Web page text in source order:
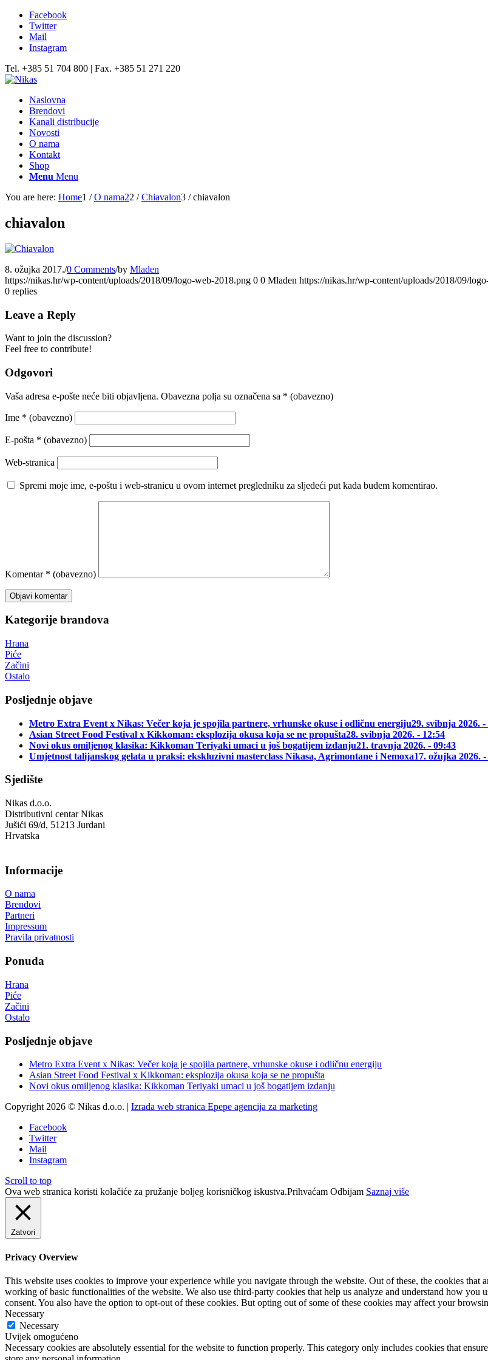
Facebook
Twitter
Mail
Instagram
Tel. +385 51 704 800 | Fax. +385 51 271 220
Naslovna
Brendovi
Kanali distribucije
Novosti
O nama
Kontakt
Shop
Menu Menu
You are here: Home1 / O nama22 / Chiavalon3 / chiavalon
chiavalon
8. ožujka 2017./0 Comments/by Mladen
https://nikas.hr/wp-content/uploads/2018/09/logo-web-2018.png 0 0 Mladen https://nikas.hr/wp-content/uploads/2018/09/
0 replies
Leave a Reply
Want to join the discussion?
Feel free to contribute!
Odgovori
Vaša adresa e-pošte neće biti objavljena. Obavezna polja su označena sa * (obavezno)
Ime * (obavezno)
E-pošta * (obavezno)
Web-stranica
Spremi moje ime, e-poštu i web-stranicu u ovom internet pregledniku za sljedeći put kada budem komentirao.
Komentar * (obavezno)
Kategorije brandova
Hrana
Piće
Začini
Ostalo
Posljednje objave
Metro Extra Event x Nikas: Večer koja je spojila partnere, vrhunske okuse i odličnu energiju29. svibnja 2026. -
Asian Street Food Festival x Kikkoman: eksplozija okusa koja se ne propušta28. svibnja 2026. - 12:54
Novi okus omiljenog klasika: Kikkoman Teriyaki umaci u još bogatijem izdanju21. travnja 2026. - 09:43
Umjetnost talijanskog gelata u praksi: ekskluzivni masterclass Nikasa, Agrimontane i Nemoxa17. ožujka 2026.
Sjedište
Nikas d.o.o.
Distributivni centar Nikas
Jušići 69/d, 51213 Jurdani
Hrvatska
Informacije
O nama
Brendovi
Partneri
Impressum
Pravila privatnosti
Ponuda
Hrana
Piće
Začini
Ostalo
Posljednje objave
Metro Extra Event x Nikas: Večer koja je spojila partnere, vrhunske okuse i odličnu energiju
Asian Street Food Festival x Kikkoman: eksplozija okusa koja se ne propušta
Novi okus omiljenog klasika: Kikkoman Teriyaki umaci u još bogatijem izdanju
Copyright 2026 © Nikas d.o.o. | Izrada web stranica Epepe agencija za marketing
Facebook
Twitter
Mail
Instagram
Scroll to top
Ova web stranica koristi kolačiće za pružanje boljeg korisničkog iskustva.Prihvaćam Odbijam Saznaj više
Zatvori
Privacy Overview
This website uses cookies to improve your experience while you navigate through the website. Out of these, the cookies that
working of basic functionalities of the website. We also use third-party cookies that help us analyze and understand how
consent. You also have the option to opt-out of these cookies. But opting out of some of these cookies may affect your
Necessary
Necessary
Uvijek omogućeno
Necessary cookies are absolutely essential for the website to function properly. This category only includes cookies that